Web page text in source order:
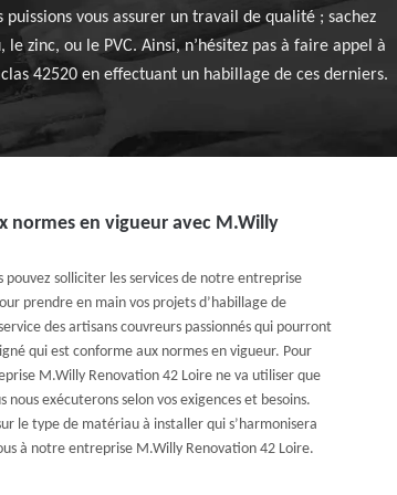
vous assurer un travail de qualité ; sachez
zinc, ou le PVC. Ainsi, n’hésitez pas à faire appel à
42520 en effectuant un habillage de ces derniers.
normes en vigueur avec M.Willy
pouvez solliciter les services de notre entreprise
prendre en main vos projets d’habillage de
des artisans couvreurs passionnés qui pourront
qui est conforme aux normes en vigueur. Pour
M.Willy Renovation 42 Loire ne va utiliser que
exécuterons selon vos exigences et besoins.
le type de matériau à installer qui s’harmonisera
à notre entreprise M.Willy Renovation 42 Loire.